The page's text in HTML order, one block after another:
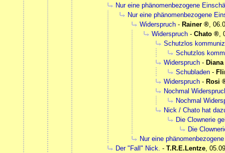
Nur eine phänomenbezogene
Nur eine phänomenbezogene
Widerspruch - Rainer
Widerspruch - Chato
Schutzlos
Schutzlos
Widerspruch - Diana
Schubladen -
Widerspruch - Rosi
Nochmal
Nochmal
Nick / Chato hat
Die Clownerie
Die
Nur eine
Der "Fall" Nick. - T.R.E.Lentze